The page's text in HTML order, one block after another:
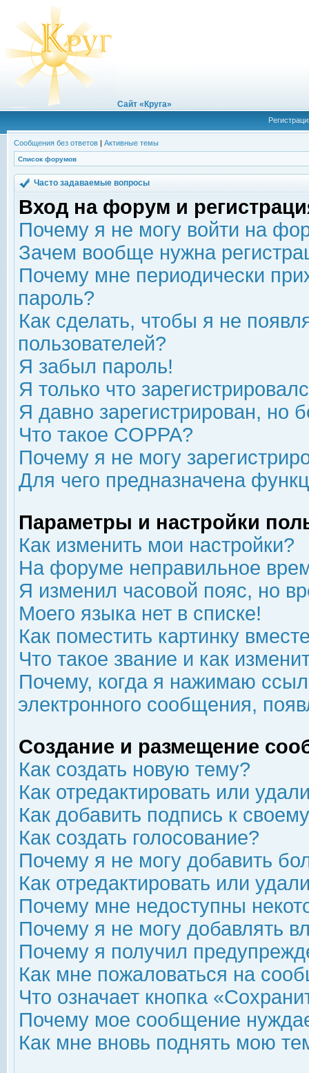
Сайт «Круга»
Сообщения без ответов | Активные темы
Список форумов
Часто задаваемые вопросы
Вход на форум и
Почему я не могу войти на
Зачем вообще нужна
Почему мне периодически
пароль?
Как сделать, чтобы я не
пользователей?
Я забыл пароль!
Я только что
Я давно зарегистрирован, но
Что такое COPPA?
Почему я не могу
Для чего предназначена
Параметры и настройки
Как изменить мои настройки?
На форуме неправильное
Я изменил часовой пояс, но
Моего языка нет в списке!
Как поместить картинку
Что такое звание и как
Почему, когда я нажимаю
электронного сообщения,
Создание и размещение
Как создать новую тему?
Как отредактировать или
Как добавить подпись к
Как создать голосование?
Почему я не могу добавить
Как отредактировать или
Почему мне недоступны
Почему я не могу добавлять
Почему я получил
Как мне пожаловаться на
Что означает кнопка
Почему мое сообщение
Как мне вновь поднять мою